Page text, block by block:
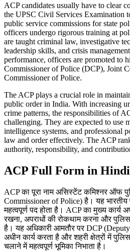
ACP candidates usually have to clear
the UPSC Civil Services Examination
public service commissions for state
officers undergo rigorous training at
are taught criminal law, investigative
leadership skills, and crisis
performance, officers are promoted to
Commissioner of Police (DCP), Joint
Commissioner of Police.
The ACP plays a crucial role in
public order in India. With increasing
crime patterns, the responsibilities of
challenging. They are expected to use
intelligence systems, and professional
law and order effectively. The ACP
authority, responsibility, and
ACP Full Form in Hindi
ACP का पूरा नाम असिस्टेंट कमिश्नर ऑफ
Commissioner of Police) है। यह
महत्वपूर्ण पद होता है। ACP का मुख्य कार्य
रखना, अपराधों की रोकथाम करना और पुलिस
है। यह अधिकारी आमतौर पर DCP
अधीन कार्य करता है और शहरी क्षेत्रों में
चलाने में महत्वपूर्ण भूमिका निभाता है।